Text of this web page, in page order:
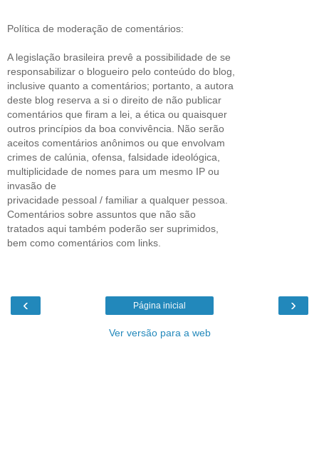
Política de moderação de comentários:
A legislação brasileira prevê a possibilidade de se
responsabilizar o blogueiro pelo conteúdo do blog,
inclusive quanto a comentários; portanto, a autora
deste blog reserva a si o direito de não publicar
comentários que firam a lei, a ética ou quaisquer
outros princípios da boa convivência. Não serão
aceitos comentários anônimos ou que envolvam
crimes de calúnia, ofensa, falsidade ideológica,
multiplicidade de nomes para um mesmo IP ou
invasão de
privacidade pessoal / familiar a qualquer pessoa.
Comentários sobre assuntos que não são
tratados aqui também poderão ser suprimidos,
bem como comentários com links.
‹ ›
Página inicial
Ver versão para a web